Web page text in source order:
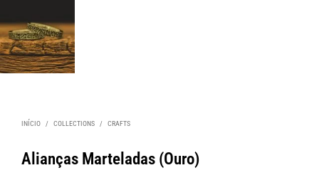
INÍCIO / COLLECTIONS / CRAFTS
Alianças Marteladas (Ouro)